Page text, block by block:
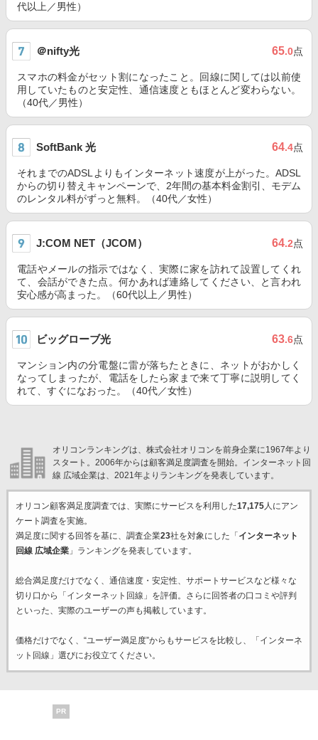
代以上／男性）
＠nifty光 65.0点
スマホの料金がセット割になったこと。回線に関しては以前使
用していたものと安定性、通信速度ともほとんど変わらない。
（40代／男性）
SoftBank 光 64.4点
それまでのADSLよりもインターネット速度が上がった。ADSL
からの切り替えキャンペーンで、2年間の基本料金割引、モデム
のレンタル料がずっと無料。（40代／女性）
J:COM NET（JCOM） 64.2点
電話やメールの指示ではなく、実際に家を訪れて設置してくれ
て、会話ができた点。何かあれば連絡してください、と言われ
安心感が高まった。（60代以上／男性）
ビッグローブ光 63.6点
マンション内の分電盤に雷が落ちたときに、ネットがおかしく
なってしまったが、電話をしたら家まで来て丁寧に説明してく
れて、すぐになおった。（40代／女性）
オリコンランキングは、株式会社オリコンを前身企業に1967年より
スタート。2006年からは顧客満足度調査を開始。インターネット回
線 広域企業は、2021年よりランキングを発表しています。
オリコン顧客満足度調査では、実際にサービスを利用した17,175人にアン
ケート調査を実施。
満足度に関する回答を基に、調査企業23社を対象にした「 インターネット
回線 広域企業」ランキングを発表しています。
総合満足度だけでなく、通信速度・安定性、サポートサービスなど様々な
切り口から「インターネット回線」を評価。さらに回答者の口コミや評判
といった、実際のユーザーの声も掲載しています。
価格だけでなく、“ユーザー満足度”からもサービスを比較し、「インターネ
ット回線」選びにお役立てください。
PR